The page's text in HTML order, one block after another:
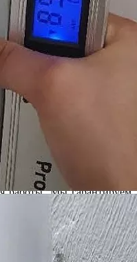
очередь получаете
Он задаст уточняющие
предоставленные
план действий для
возможную сумму
со стоимостью
к порядку оплаты
разные пакеты услуг и
на себя: проверка
досудебной
документов, защита
от застройщика на
минимально: подписать
работы. Мы гарантируем
от вас информации.